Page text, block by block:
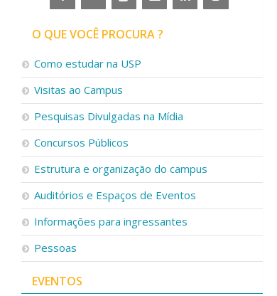
O QUE VOCÊ PROCURA ?
Como estudar na USP
Visitas ao Campus
Pesquisas Divulgadas na Mídia
Concursos Públicos
Estrutura e organização do campus
Auditórios e Espaços de Eventos
Informações para ingressantes
Pessoas
EVENTOS